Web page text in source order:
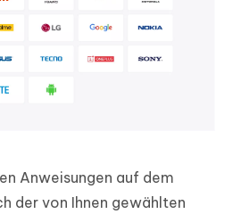
Anweisungen auf dem
der von Ihnen gewählten